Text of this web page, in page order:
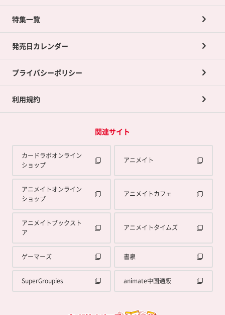
ネット買取について
買取承諾書について
ポイントカードTOP
ポイント交換景品
特集一覧
発売日カレンダー
プライバシーポリシー
利用規約
関連サイト
カードラボオンライン
ショップ
アニメイト
アニメイトオンライン
ショップ
アニメイトカフェ
アニメイトブックスト
ア
アニメイトタイムズ
ゲーマーズ 書泉
SuperGroupies animate中国通販